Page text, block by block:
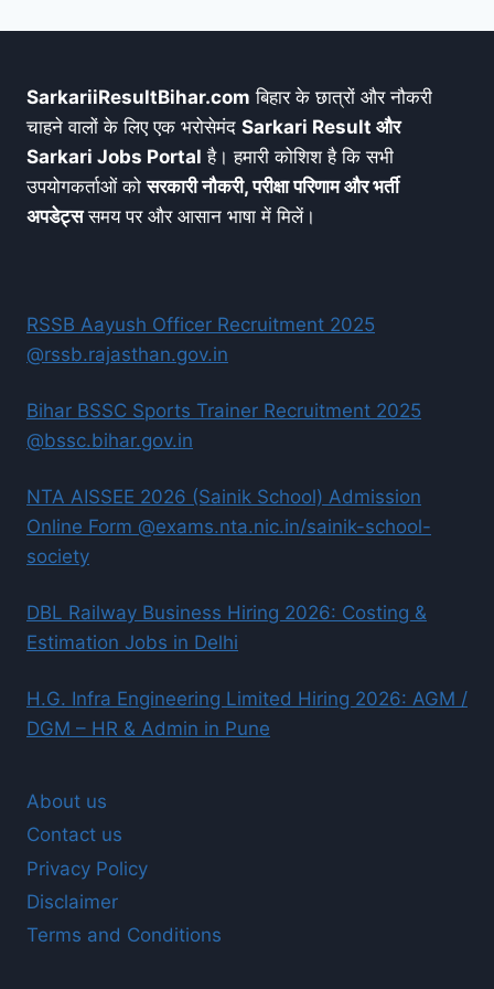
SarkariiResultBihar.com बिहार के छात्रों और नौकरी
चाहने वालों के लिए एक भरोसेमंद Sarkari Result और
Sarkari Jobs Portal है। हमारी कोशिश है कि सभी
उपयोगकर्ताओं कोसरकारी नौकरी, परीक्षा परिणाम और भर्ती
अपडेट्ससमय पर और आसान भाषा में मिलें।
RSSB Aayush Officer Recruitment 2025
@rssb.rajasthan.gov.in
Bihar BSSC Sports Trainer Recruitment 2025
@bssc.bihar.gov.in
NTA AISSEE 2026 (Sainik School) Admission
Online Form @exams.nta.nic.in/sainik-school-
society
DBL Railway Business Hiring 2026: Costing &
Estimation Jobs in Delhi
H.G. Infra Engineering Limited Hiring 2026: AGM /
DGM – HR & Admin in Pune
About us
Contact us
Privacy Policy
Disclaimer
Terms and Conditions